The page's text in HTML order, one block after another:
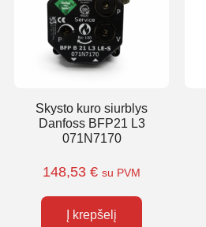
Skysto kuro siurblys
Danfoss BFP21 L3
071N7170
148,53 € su PVM
Į krepšelį